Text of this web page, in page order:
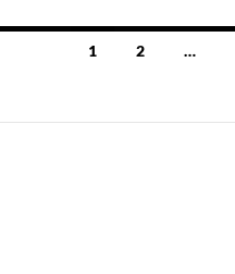
Berichten
1 2 …